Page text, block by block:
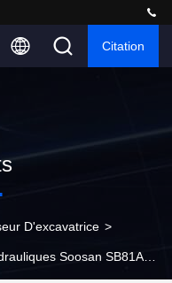
Citation
D'excavatrice >
Soosan SB81A